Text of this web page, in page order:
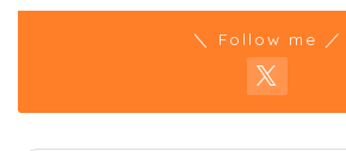
＼ Follow me ／